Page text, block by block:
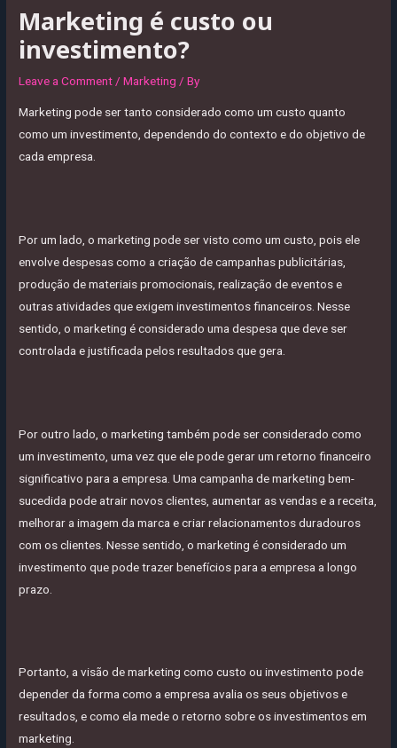
Marketing é custo ou
investimento?
Leave a Comment /Marketing / By
Marketing pode ser tanto considerado como um custo quanto
como um investimento, dependendo do contexto e do objetivo de
cada empresa.
Por um lado, o marketing pode ser visto como um custo, pois ele
envolve despesas como a criação de campanhas publicitárias,
produção de materiais promocionais, realização de eventos e
outras atividades que exigem investimentos financeiros. Nesse
sentido, o marketing é considerado uma despesa que deve ser
controlada e justificada pelos resultados que gera.
Por outro lado, o marketing também pode ser considerado como
um investimento, uma vez que ele pode gerar um retorno financeiro
significativo para a empresa. Uma campanha de marketing bem-
sucedida pode atrair novos clientes, aumentar as vendas e a receita,
melhorar a imagem da marca e criar relacionamentos duradouros
com os clientes. Nesse sentido, o marketing é considerado um
investimento que pode trazer benefícios para a empresa a longo
prazo.
Portanto, a visão de marketing como custo ou investimento pode
depender da forma como a empresa avalia os seus objetivos e
resultados, e como ela mede o retorno sobre os investimentos em
marketing.